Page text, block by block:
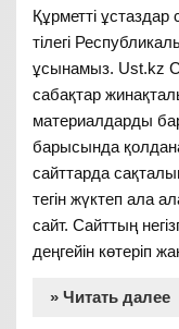
Құрметті ұстаздар
тілегі
ұсынамыз. Ust.kz
сабақтар
материалдарды
барысында
сайттарда
тегін жүктеп ала
сайт. Сайттың
деңгейін көтеріп
» Читать далее